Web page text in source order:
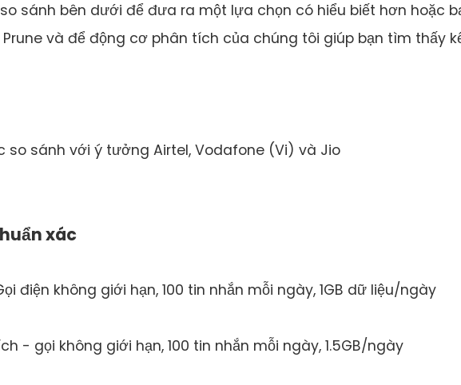
sánh bên dưới để đưa ra một lựa chọn có hiểu biết hơn hoặc
và để động cơ phân tích của chúng tôi giúp bạn tìm thấy
so sánh với ý tưởng Airtel, Vodafone (Vi) và Jio
xác
điện không giới hạn, 100 tin nhắn mỗi ngày, 1GB dữ liệu/ngày
- gọi không giới hạn, 100 tin nhắn mỗi ngày, 1.5GB/ngày